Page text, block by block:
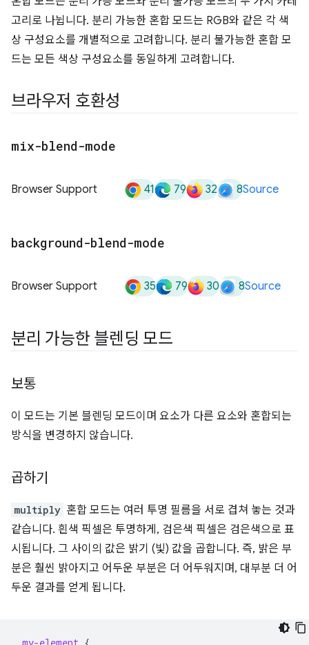
고리로 나뉩니다. 분리 가능한 혼합 모드는 RGB와 같은 각 색
상 구성요소를 개별적으로 고려합니다. 분리 불가능한 혼합 모
드는 모든 색상 구성요소를 동일하게 고려합니다.
브라우저 호환성
mix-blend-mode
Browser Support 41 79 32 8Source
background-blend-mode
Browser Support 35 79 30 8Source
분리 가능한 블렌딩 모드
보통
이 모드는 기본 블렌딩 모드이며 요소가 다른 요소와 혼합되는
방식을 변경하지 않습니다.
곱하기
multiply 혼합 모드는 여러 투명 필름을 서로 겹쳐 놓는 것과
같습니다. 흰색 픽셀은 투명하게, 검은색 픽셀은 검은색으로 표
시됩니다. 그 사이의 값은 밝기 (빛) 값을 곱합니다. 즉, 밝은 부
분은 훨씬 밝아지고 어두운 부분은 더 어두워지며, 대부분 더 어
두운 결과를 얻게 됩니다.